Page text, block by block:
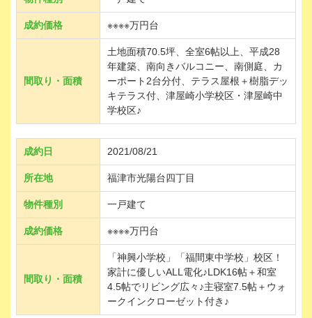
成約価格 ※※※※万円台
間取り・面積
土地面積70.5坪、全室6帖以上、平成28
年建築、南向きバルコニー、南側庭、カ
ーポート2台分付、テラス屋根＋樹脂デッ
キテラス付、津屋崎小学校区・津屋崎中
学校区♪
成約日 2021/08/21
所在地 福津市光陽台四丁目
物件種別 一戸建て
成約価格 ※※※※万円台
間取り・面積
「神興小学校」「福間東中学校」校区！
家計に優しいALL電化♪LDK16帖＋和室
4.5帖でリビング広々♪主寝室7.5帖＋ウォ
ークインクローゼット付き♪